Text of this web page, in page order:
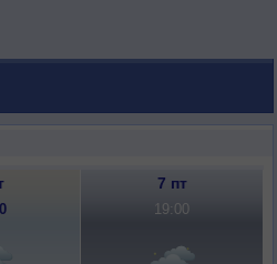
7 пт
19:00